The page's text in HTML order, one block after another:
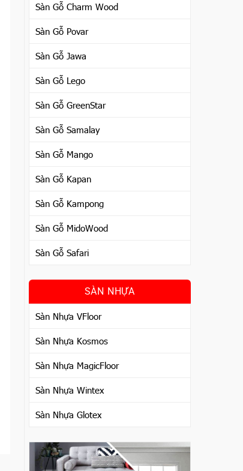
Sàn Gỗ Charm Wood
Sàn Gỗ Povar
Sàn Gỗ Jawa
Sàn Gỗ Lego
Sàn Gỗ GreenStar
Sàn Gỗ Samalay
Sàn Gỗ Mango
Sàn Gỗ Kapan
Sàn Gỗ Kampong
Sàn Gỗ MidoWood
Sàn Gỗ Safari
SÀN NHỰA
Sàn Nhựa VFloor
Sàn Nhựa Kosmos
Sàn Nhựa MagicFloor
Sàn Nhựa Wintex
Sàn Nhựa Glotex